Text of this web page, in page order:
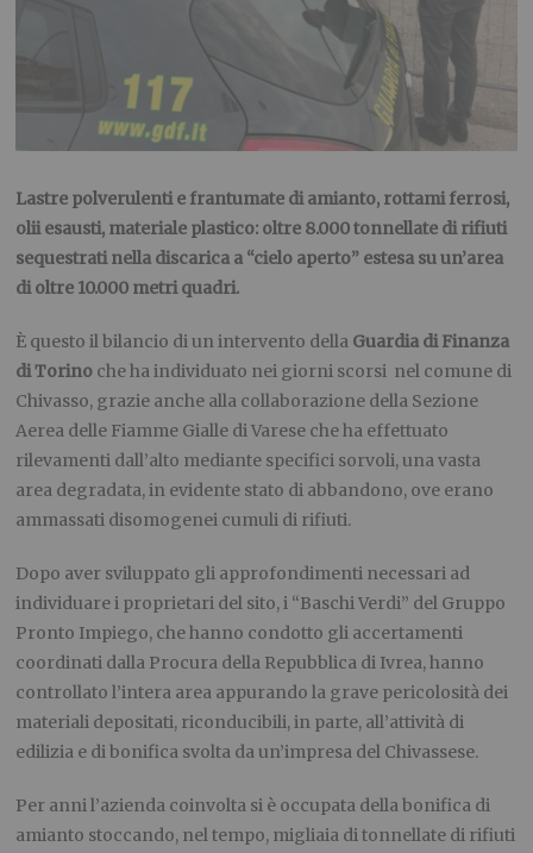
Lastre polverulenti e frantumate di amianto, rottami ferrosi,
olii esausti, materiale plastico: oltre 8.000 tonnellate di rifiuti
sequestrati nella discarica a “cielo aperto” estesa su un’area
di oltre 10.000 metri quadri.
È questo il bilancio di un intervento della Guardia di Finanza
di Torino che ha individuato nei giorni scorsi nel comune di
Chivasso, grazie anche alla collaborazione della Sezione
Aerea delle Fiamme Gialle di Varese che ha effettuato
rilevamenti dall’alto mediante specifici sorvoli, una vasta
area degradata, in evidente stato di abbandono, ove erano
ammassati disomogenei cumuli di rifiuti.
Dopo aver sviluppato gli approfondimenti necessari ad
individuare i proprietari del sito, i “Baschi Verdi” del Gruppo
Pronto Impiego, che hanno condotto gli accertamenti
coordinati dalla Procura della Repubblica di Ivrea, hanno
controllato l’intera area appurando la grave pericolosità dei
materiali depositati, riconducibili, in parte, all’attività di
edilizia e di bonifica svolta da un’impresa del Chivassese.
Per anni l’azienda coinvolta si è occupata della bonifica di
amianto stoccando, nel tempo, migliaia di tonnellate di rifiuti